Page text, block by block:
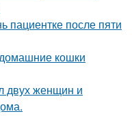
пациентке после пяти
кошки
двух женщин и